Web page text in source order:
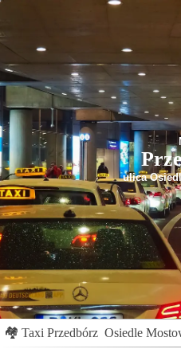
ulica
🏘 Taxi Przedbórz Osiedle